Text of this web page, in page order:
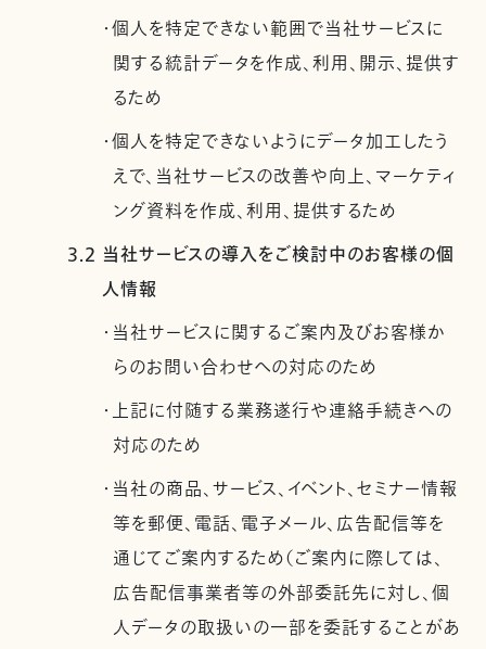
・個人を特定できない範囲で当社サービスに
関する統計データを作成、利用、開示、提供す
るため
・個人を特定できないようにデータ加工したう
えで、当社サービスの改善や向上、マーケティ
ング資料を作成、利用、提供するため
3.2 当社サービスの導入をご検討中のお客様の個
人情報
・当社サービスに関するご案内及びお客様か
らのお問い合わせへの対応のため
・上記に付随する業務遂行や連絡手続きへの
対応のため
・当社の商品、サービス、イベント、セミナー情報
等を郵便、電話、電子メール、広告配信等を
通じてご案内するため（ご案内に際しては、
広告配信事業者等の外部委託先に対し、個
人データの取扱いの一部を委託することがあ